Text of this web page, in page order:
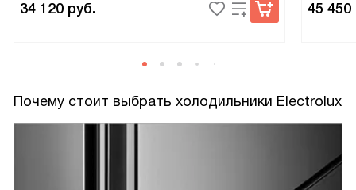
34 120 руб. 45 450
Почему стоит выбрать холодильники Electrolux